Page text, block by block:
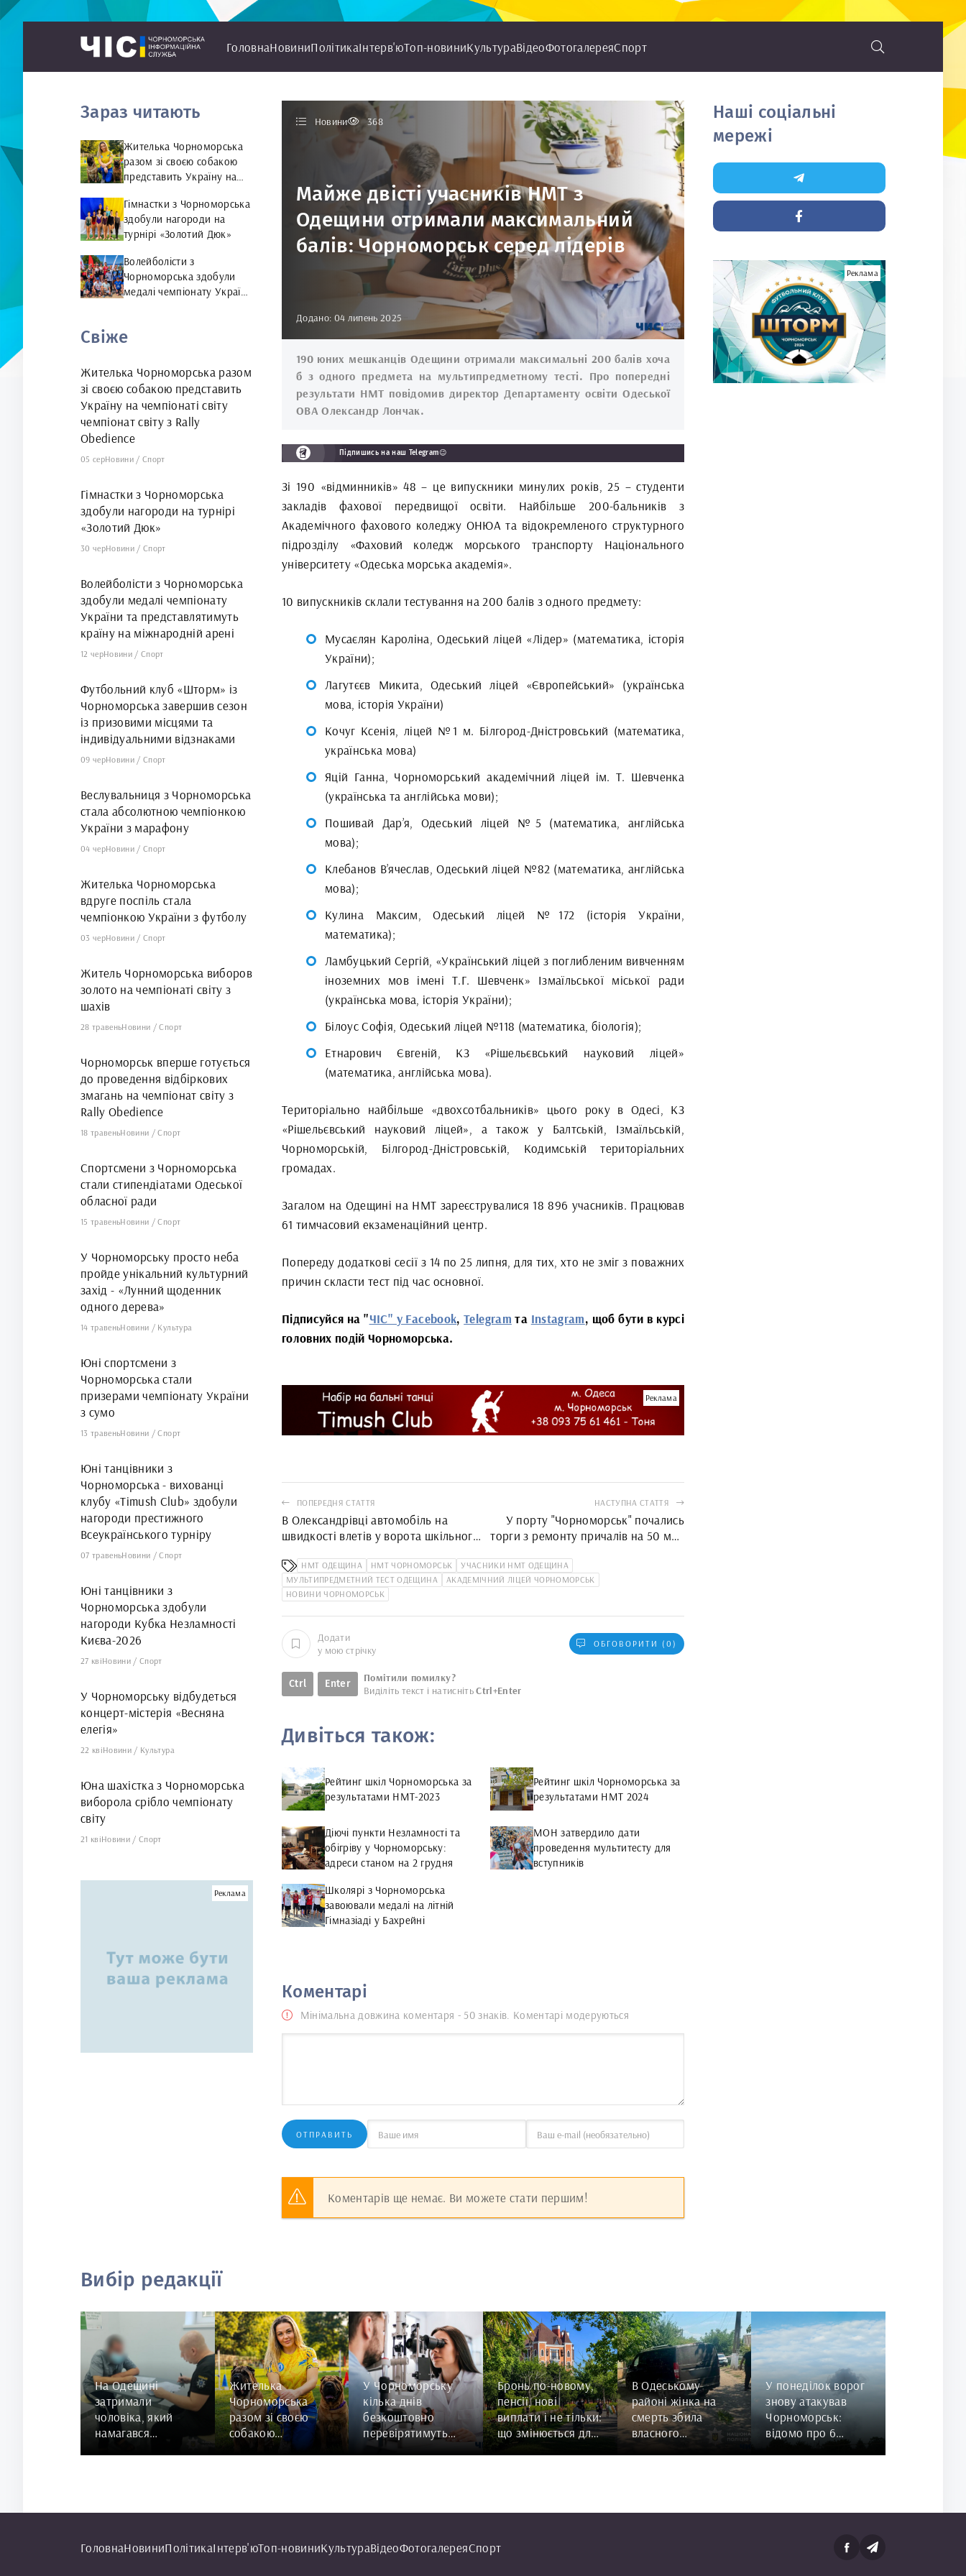
ГоловнаНовиниПолітикаІнтерв'юТоп-новиниКультураВідеоФотогалереяСпорт
Новини 368
Майже двісті учасників НМТ з
Одещини отримали максимальний
балів: Чорноморськ серед лідерів
Додано: 04 липень 2025
190 юних мешканців Одещини отримали максимальні 200 балів хоча
б з одного предмета на мультипредметному тесті. Про попередні
результати НМТ повідомив директор Департаменту освіти Одеської
ОВА Олександр Лончак.
Підпишись на наш Telegram😉
Зі 190 «відминників» 48 – це випускники минулих років, 25 – студенти
закладів фахової передвищої освіти. Найбільше 200-бальників з
Академічного фахового коледжу ОНЮА та відокремленого структурного
підрозділу «Фаховий коледж морського транспорту Національного
університету «Одеська морська академія».
10 випускників склали тестування на 200 балів з одного предмету:
Мусаєлян Кароліна, Одеський ліцей «Лідер» (математика, історія
України);
Лагутєєв Микита, Одеський ліцей «Європейський» (українська
мова, історія України)
Кочуг Ксенія, ліцей №1 м. Білгород-Дністровський (математика,
українська мова)
Яцій Ганна, Чорноморський академічний ліцей ім. Т. Шевченка
(українська та англійська мови);
Пошивай Дар’я, Одеський ліцей №5 (математика, англійська
мова);
Клебанов В’ячеслав, Одеський ліцей №82 (математика, англійська
мова);
Кулина Максим, Одеський ліцей №172 (історія України,
математика);
Ламбуцький Сергій, «Український ліцей з поглибленим вивченням
іноземних мов імені Т.Г. Шевченк» Ізмаїльської міської ради
(українська мова, історія України);
Білоус Софія, Одеський ліцей №118 (математика, біологія);
Етнарович Євгеній, КЗ «Рішельєвський науковий ліцей»
(математика, англійська мова).
Територіально найбільше «двохсотбальників» цього року в Одесі, КЗ
«Рішельєвський науковий ліцей», а також у Балтській, Ізмаїльській,
Чорноморській, Білгород-Дністровській, Кодимській територіальних
громадах.
Загалом на Одещині на НМТ зареєструвалися 18 896 учасників. Працював
61 тимчасовий екзаменаційний центр.
Попереду додаткові сесії з 14 по 25 липня, для тих, хто не зміг з поважних
причин скласти тест під час основної.
Підписуйся на "ЧІС" у Facebook,Telegram та Instagram, щоб бути в курсі
головних подій Чорноморська.
Реклама
ПОПЕРЕДНЯ СТАТТЯ
В Олександрівці автомобіль на
швидкості влетів у ворота шкільного
НАСТУПНА СТАТТЯ
У порту "Чорноморськ" почались
торги з ремонту причалів на 50 млн
НМТ ОДЕЩИНА НМТ ЧОРНОМОРСЬК
УЧАСНИКИ НМТ ОДЕЩИНА
МУЛЬТИПРЕДМЕТНИЙ ТЕСТ ОДЕЩИНА
АКАДЕМІЧНИЙ ЛІЦЕЙ ЧОРНОМОРСЬК
НОВИНИ ЧОРНОМОРСЬК
Додати
у мою стрічку
ОБГОВОРИТИ (0)
Ctrl Enter
Помітили помилку?
Виділіть текст і натиснітьCtrl+Enter
Дивіться також:
Рейтинг шкіл Чорноморська за
результатами НМТ-2023
Рейтинг шкіл Чорноморська за
результатами НМТ 2024
Діючі пункти Незламності та
обігріву у Чорноморську:
адреси станом на 2 грудня
МОН затвердило дати
проведення мультитесту для
вступників
Школярі з Чорноморська
завоювали медалі на літній
Гімназіаді у Бахрейні
Коментарі
Мінімальна довжина коментаря - 50 знаків. Коментарі модеруються
ОТПРАВИТЬ
Коментарів ще немає. Ви можете стати першим!
Зараз читають
Жителька Чорноморська
разом зі своєю собакою
представить Україну на
світу з Rally Obedience
Гімнастки з Чорноморська
здобули нагороди на
турнірі «Золотий Дюк»
Волейболісти з
Чорноморська здобули
медалі чемпіонату України
арені
Свіже
Жителька Чорноморська разом
зі своєю собакою представить
Україну на чемпіонаті світу
чемпіонат світу з Rally
Obedience
05 серНовини /Спорт
Гімнастки з Чорноморська
здобули нагороди на турнірі
«Золотий Дюк»
30 черНовини /Спорт
Волейболісти з Чорноморська
здобули медалі чемпіонату
України та представлятимуть
країну на міжнародній арені
12 черНовини /Спорт
Футбольний клуб «Шторм» із
Чорноморська завершив сезон
із призовими місцями та
індивідуальними відзнаками
09 черНовини /Спорт
Веслувальниця з Чорноморська
стала абсолютною чемпіонкою
України з марафону
04 черНовини /Спорт
Жителька Чорноморська
вдруге поспіль стала
чемпіонкою України з футболу
03 черНовини /Спорт
Житель Чорноморська виборов
золото на чемпіонаті світу з
шахів
28 травеньНовини /Спорт
Чорноморськ вперше готується
до проведення відбіркових
змагань на чемпіонат світу з
Rally Obedience
18 травеньНовини /Спорт
Спортсмени з Чорноморська
стали стипендіатами Одеської
обласної ради
15 травеньНовини /Спорт
У Чорноморську просто неба
пройде унікальний культурний
захід - «Лунний щоденник
одного дерева»
14 травеньНовини / Культура
Юні спортсмени з
Чорноморська стали
призерами чемпіонату України
з сумо
13 травеньНовини /Спорт
Юні танцівники з
Чорноморська - вихованці
клубу «Timush Club» здобули
нагороди престижного
Всеукраїнського турніру
07 травеньНовини /Спорт
Юні танцівники з
Чорноморська здобули
нагороди Кубка Незламності
Києва-2026
27 квіНовини /Спорт
У Чорноморську відбудеться
концерт-містерія «Весняна
елегія»
22 квіНовини / Культура
Юна шахістка з Чорноморська
виборола срібло чемпіонату
світу
21 квіНовини /Спорт
Реклама
Наші соціальні
мережі
Реклама
Вибір редакції
На Одещині
затримали
чоловіка, який
намагався
Жителька
Чорноморська
разом зі своєю
собакою
представить
Rally Obedience
У Чорноморську
кілька днів
безкоштовно
перевірятимуть
зір: графік роботи
Бронь по-новому,
пенсії, нові
виплати і не тільки:
що змінюється для
В Одеському
районі жінка на
смерть збила
власного
У понеділок ворог
знову атакував
Чорноморськ:
відомо про 6
постраждалих
ГоловнаНовиниПолітикаІнтерв'юТоп-новиниКультураВідеоФотогалереяСпорт